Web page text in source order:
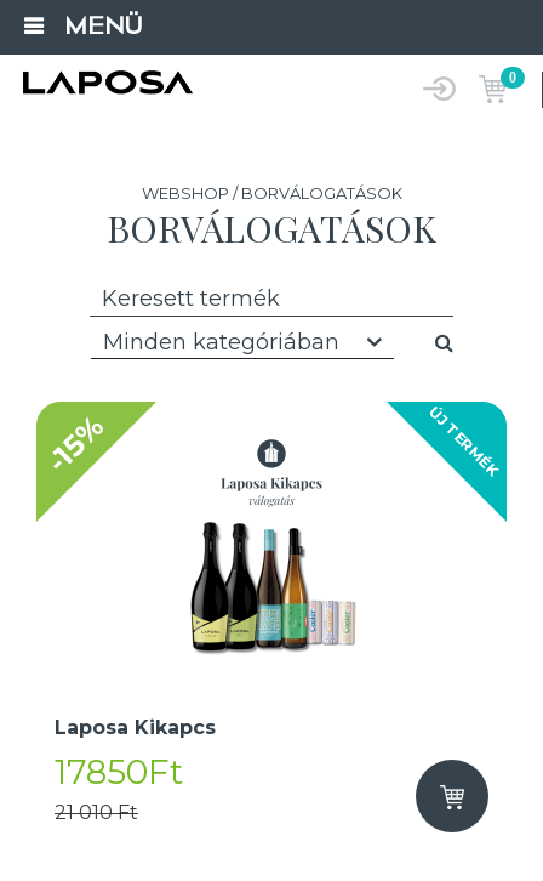
MENÜ
0
WEBSHOP / BORVÁLOGATÁSOK
BORVÁLOGATÁSOK
Minden kategóriában
ÚJ TERMÉK
-15%
Laposa Kikapcs
17850Ft
21 010 Ft